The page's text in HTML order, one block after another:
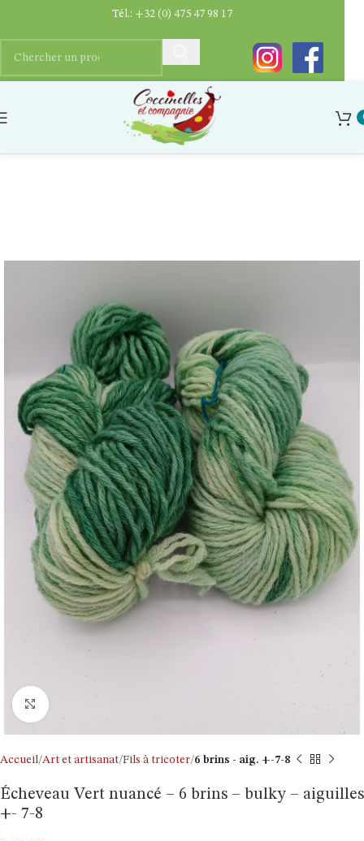
Accueil Art et artisanat Fils à tricoter 6 brins - aig. +-7-8
Écheveau Vert nuancé – 6 brins – bulky – aiguilles
+- 7-8
Tél.: +32 (0) 475 47 98 17